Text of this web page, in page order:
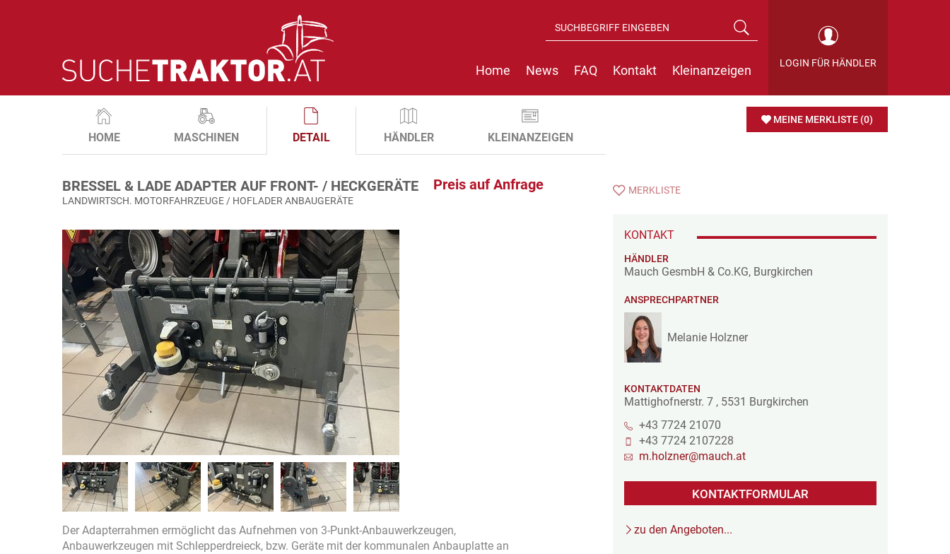
LOGIN FÜR HÄNDLER
Home News FAQ Kontakt Kleinanzeigen
MEINE MERKLISTE (0)
HOME MASCHINEN DETAIL HÄNDLER KLEINANZEIGEN
BRESSEL & LADE ADAPTER AUF FRONT- / HECKGERÄTE Preis auf Anfrage
LANDWIRTSCH. MOTORFAHRZEUGE / HOFLADER ANBAUGERÄTE
Der Adapterrahmen ermöglicht das Aufnehmen von 3-Punkt-Anbauwerkzeugen,
Anbauwerkzeugen mit Schlepperdreieck, bzw. Geräte mit der kommunalen Anbauplatte an
MERKLISTE
KONTAKT
HÄNDLER
Mauch GesmbH & Co.KG, Burgkirchen
ANSPRECHPARTNER
Melanie Holzner
KONTAKTDATEN
Mattighofnerstr. 7, 5531 Burgkirchen
+43 7724 21070
+43 7724 2107228
m.holzner@mauch.at
KONTAKTFORMULAR
zu den Angeboten...